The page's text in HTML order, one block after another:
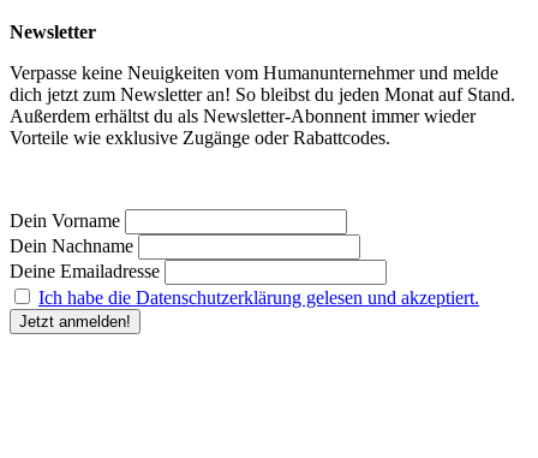
Newsletter
Verpasse keine Neuigkeiten vom Humanunternehmer und melde
dich jetzt zum Newsletter an! So bleibst du jeden Monat auf Stand.
Außerdem erhältst du als Newsletter-Abonnent immer wieder
Vorteile wie exklusive Zugänge oder Rabattcodes.
Dein Vorname
Dein Nachname
Deine Emailadresse
Ich habe die Datenschutzerklärung gelesen und akzeptiert.